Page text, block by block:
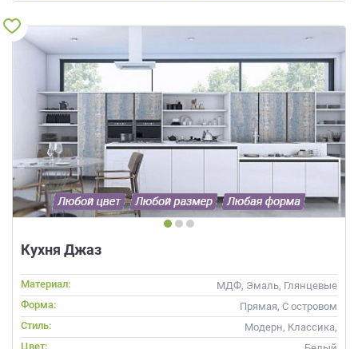
Кухня Джаз
Материал:
МДФ, Эмаль, Глянцевые
Форма:
Прямая, С островом
Стиль:
Модерн, Классика,
Неоклассика, Современные
Цвет: